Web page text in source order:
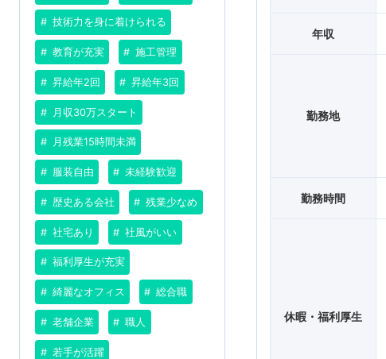
技術力を身に着けられる
教育が充実 施工管理
昇給年2回 昇給年3回
月収30万スタート
月残業15時間未満
服装自由 未経験歓迎
歴史ある会社 残業少なめ
社宅あり 社風がいい
福利厚生が充実
綺麗なオフィス 総合職
老舗企業 職人
若手が活躍
年収
勤務地
勤務時間
休暇・福利厚生